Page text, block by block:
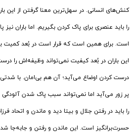
کنش‌های انسانی. در سهل‌ترین معنا گرفتن از این
را باید عنصری برای پاک کردن بگیریم. اما باران
است. برای همین است که قرار است در بُعد کمیت
این باران در بُعد کیفیت نمی‌تواند وظیفه‌اش را
درست کردن اوضاع می‌آید؛ آن هم بی‌امان. با شدتی
پر زور می‌آید اما نمی‌تواند سبب پاک شدن
را باید در رفتن جلال و بیتا دید و ماندن و اتحاد
حسرت‌برانگیز است. این ماندن و رفتن و جابه‌جا